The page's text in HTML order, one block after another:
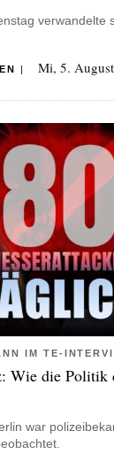
verwandelte
| Mi, 5.
IM TE-
Wie die Politik
war